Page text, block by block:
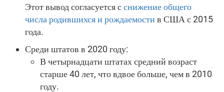
Этот вывод согласуется сснижение общего
числа родившихся и рождаемости в США с 2015
года.
Среди штатов в 2020 году:
В четырнадцати штатах средний возраст
старше 40 лет, что вдвое больше, чем в 2010
году.